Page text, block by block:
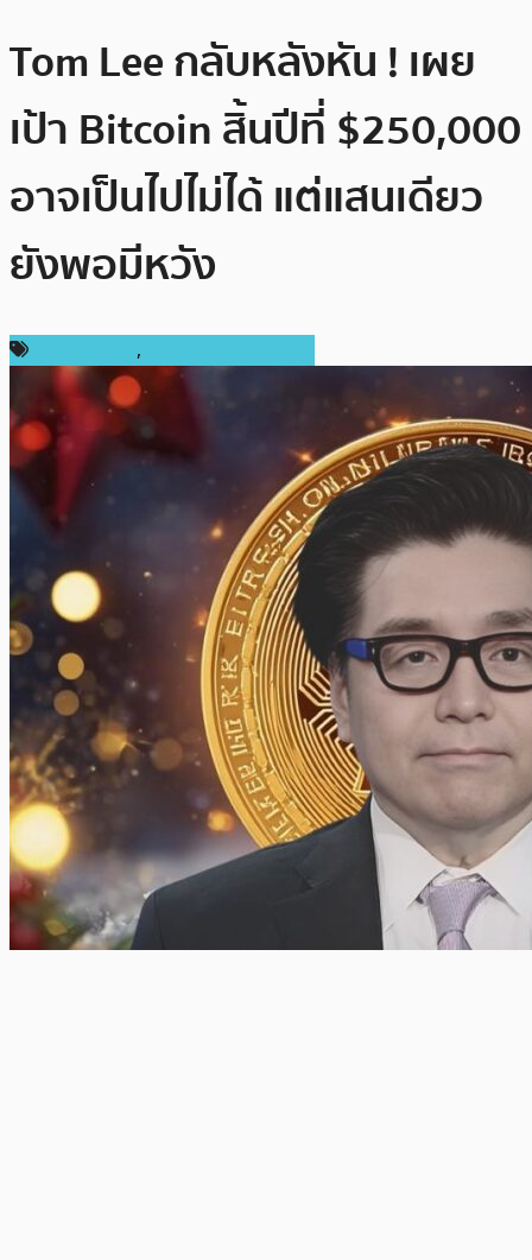
Tom Lee กลับหลังหัน ! เผย
เป้า Bitcoin สิ้นปีที่ $250,000
อาจเป็นไปไม่ได้ แต่แสนเดียว
ยังพอมีหวัง
,